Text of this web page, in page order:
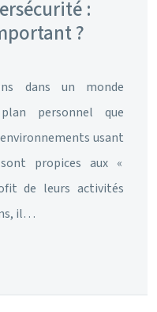
:
?
dans un monde
personnel que
usant
propices aux «
de leurs activités
il…